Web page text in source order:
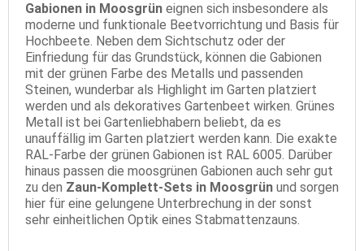
Gabionen in Moosgrün eignen sich insbesondere als
moderne und funktionale Beetvorrichtung und Basis für
Hochbeete. Neben dem Sichtschutz oder der
Einfriedung für das Grundstück, können die Gabionen
mit der grünen Farbe des Metalls und passenden
Steinen, wunderbar als Highlight im Garten platziert
werden und als dekoratives Gartenbeet wirken. Grünes
Metall ist bei Gartenliebhabern beliebt, da es
unauffällig im Garten platziert werden kann. Die exakte
RAL-Farbe der grünen Gabionen ist RAL 6005. Darüber
hinaus passen die moosgrünen Gabionen auch sehr gut
zu den Zaun-Komplett-Sets in Moosgrün und sorgen
hier für eine gelungene Unterbrechung in der sonst
sehr einheitlichen Optik eines Stabmattenzauns.